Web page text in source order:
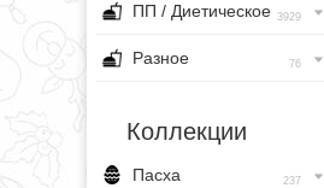
ПП / Диетическое 3929
Разное 76
Коллекции
Пасха 237